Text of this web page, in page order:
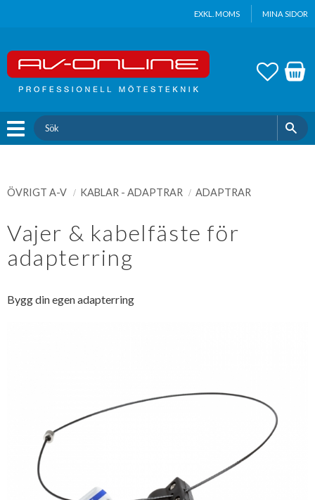
EXKL. MOMS MINA SIDOR
ÖVRIGT A-V KABLAR - ADAPTRAR ADAPTRAR
Vajer & kabelfäste för
adapterring
Bygg din egen adapterring